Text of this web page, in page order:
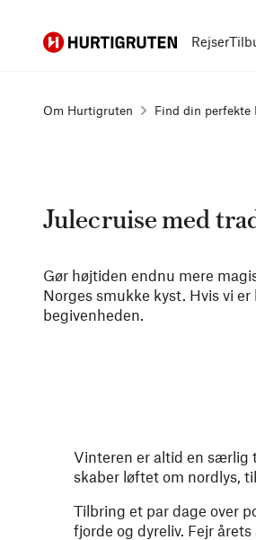
Hurtigruten Rejser
Om Hurtigruten Find din perfekte
Julecruise med
Gør højtiden endnu mere
Norges smukke kyst. Hvis vi
begivenheden.
Vinteren er altid en særlig
skaber løftet om nordlys,
Tilbring et par dage over
fjorde og dyreliv. Fejr